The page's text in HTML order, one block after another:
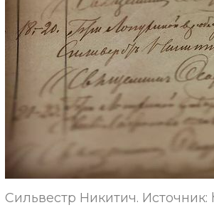
Сильвестр Никитич.